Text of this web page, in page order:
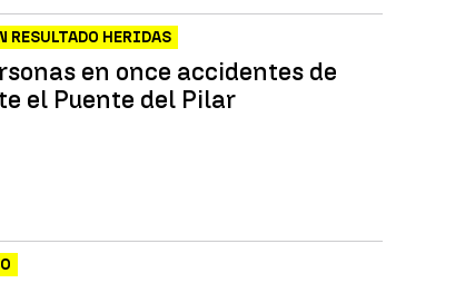
RESULTADO HERIDAS
en once accidentes de
el Puente del Pilar